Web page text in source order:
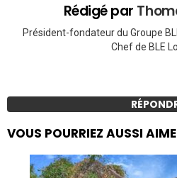
Rédigé par
Président-fondateur du Groupe
Chef de BLE
VOUS POURRIEZ AUSSI